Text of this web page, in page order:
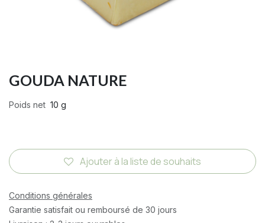
GOUDA NATURE
Poids net 10 g
Ajouter à la liste de souhaits
Conditions générales
Garantie satisfait ou remboursé de 30 jours